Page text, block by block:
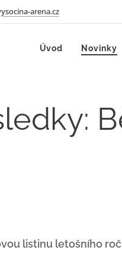
arena.cz
Úvod Novinky
listinu letošního